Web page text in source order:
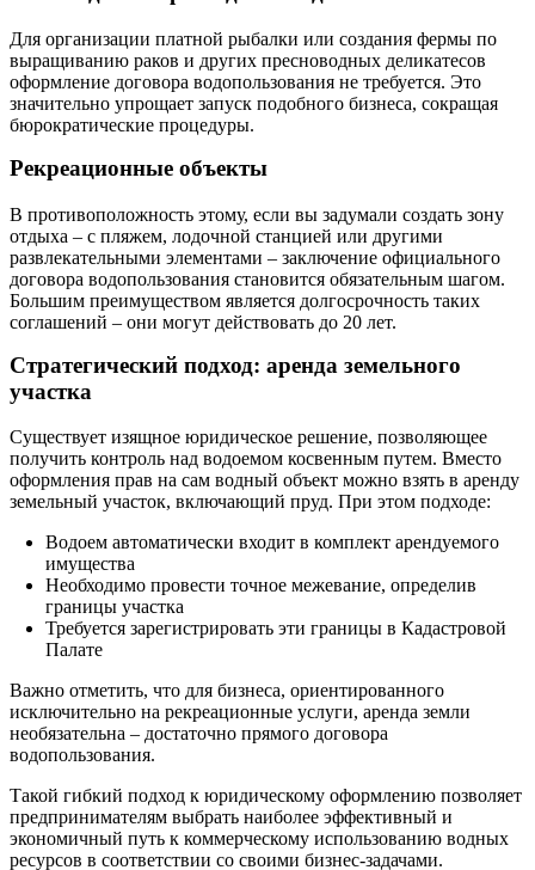
Для организации платной рыбалки или создания фермы по
выращиванию раков и других пресноводных деликатесов
оформление договора водопользования не требуется. Это
значительно упрощает запуск подобного бизнеса, сокращая
бюрократические процедуры.
Рекреационные объекты
В противоположность этому, если вы задумали создать зону
отдыха – с пляжем, лодочной станцией или другими
развлекательными элементами – заключение официального
договора водопользования становится обязательным шагом.
Большим преимуществом является долгосрочность таких
соглашений – они могут действовать до 20 лет.
Стратегический подход: аренда земельного
участка
Существует изящное юридическое решение, позволяющее
получить контроль над водоемом косвенным путем. Вместо
оформления прав на сам водный объект можно взять в аренду
земельный участок, включающий пруд. При этом подходе:
Водоем автоматически входит в комплект арендуемого
имущества
Необходимо провести точное межевание, определив
границы участка
Требуется зарегистрировать эти границы в Кадастровой
Палате
Важно отметить, что для бизнеса, ориентированного
исключительно на рекреационные услуги, аренда земли
необязательна – достаточно прямого договора
водопользования.
Такой гибкий подход к юридическому оформлению позволяет
предпринимателям выбрать наиболее эффективный и
экономичный путь к коммерческому использованию водных
ресурсов в соответствии со своими бизнес-задачами.